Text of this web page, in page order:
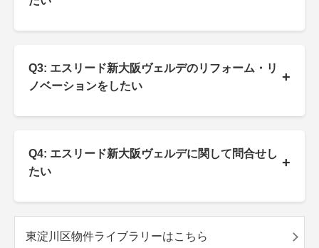
Q3: エスリード新大阪ヴェルデのリフォーム・リ
ノベーションをしたい
+
Q4: エスリード新大阪ヴェルデに関して問合せし
たい
+
東淀川区物件ライブラリーはこちら